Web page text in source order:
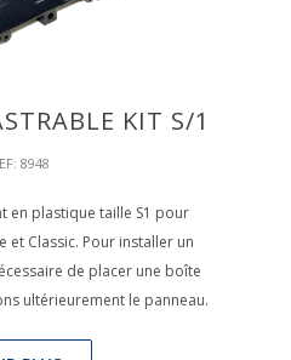
KIT S/1
8948
en plastique taille S1 pour
et Classic. Pour installer un
de placer une boîte
ultérieurement le panneau.